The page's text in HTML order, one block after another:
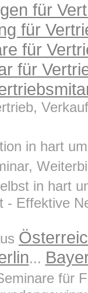
für
für
für
für
in hart
in hart
- Effektive
...
für